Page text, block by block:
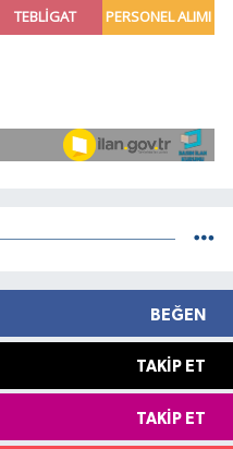
BEĞEN
TAKIP ET
TAKIP ET